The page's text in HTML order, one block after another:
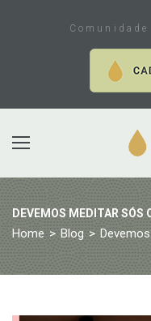
DEVEMOS MEDITAR SÓS
Home > Blog >